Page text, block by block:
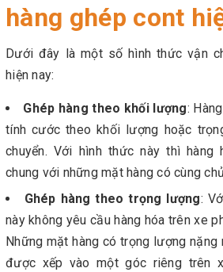
hàng ghép cont
Dưới đây là một số hình thức vận
hiện nay:
Ghép hàng theo khối lượng:
tính cước theo khối lượng hoặc
chuyển. Với hình thức này thì
chung với những mặt hàng có cùng
Ghép hàng theo trọng lượng:
này không yêu cầu hàng hóa trên xe
Những mặt hàng có trọng lượng nặng
được xếp vào một góc riêng trên